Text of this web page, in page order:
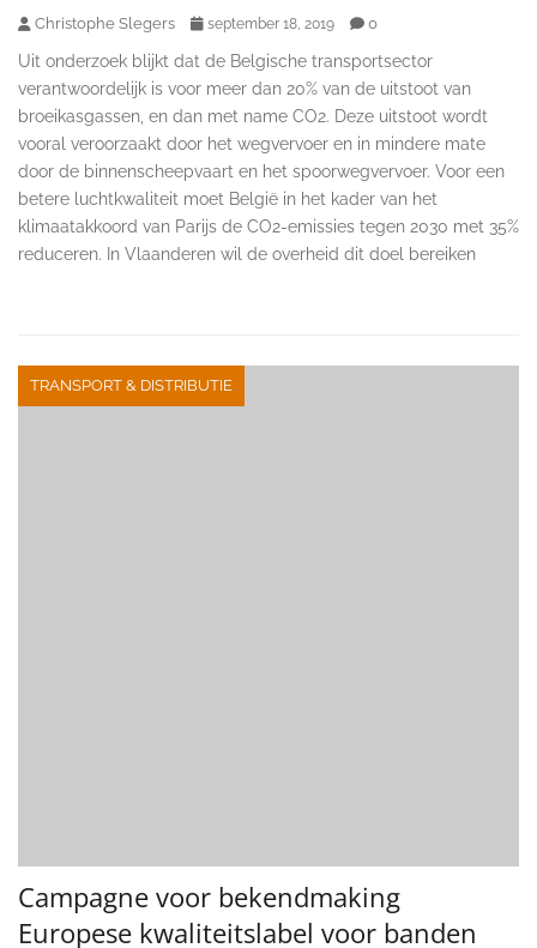
Christophe Slegers september 18, 2019 0
Uit onderzoek blijkt dat de Belgische transportsector
verantwoordelijk is voor meer dan 20% van de uitstoot van
broeikasgassen, en dan met name CO2. Deze uitstoot wordt
vooral veroorzaakt door het wegvervoer en in mindere mate
door de binnenscheepvaart en het spoorwegvervoer. Voor een
betere luchtkwaliteit moet België in het kader van het
klimaatakkoord van Parijs de CO2-emissies tegen 2030 met 35%
reduceren. In Vlaanderen wil de overheid dit doel bereiken
TRANSPORT & DISTRIBUTIE
Campagne voor bekendmaking
Europese kwaliteitslabel voor banden